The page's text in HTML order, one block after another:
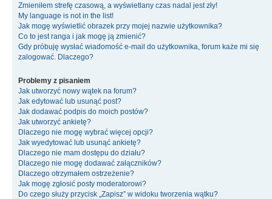
Zmieniłem strefę czasową, a wyświetlany czas nadal jest zły!
My language is not in the list!
Jak mogę wyświetlić obrazek przy mojej nazwie użytkownika?
Co to jest ranga i jak mogę ją zmienić?
Gdy próbuję wysłać wiadomość e-mail do użytkownika, forum każe mi się
zalogować. Dlaczego?
Problemy z pisaniem
Jak utworzyć nowy wątek na forum?
Jak edytować lub usunąć post?
Jak dodawać podpis do moich postów?
Jak utworzyć ankietę?
Dlaczego nie mogę wybrać więcej opcji?
Jak wyedytować lub usunąć ankietę?
Dlaczego nie mam dostępu do działu?
Dlaczego nie mogę dodawać załączników?
Dlaczego otrzymałem ostrzeżenie?
Jak mogę zgłosić posty moderatorowi?
Do czego służy przycisk „Zapisz” w widoku tworzenia wątku?